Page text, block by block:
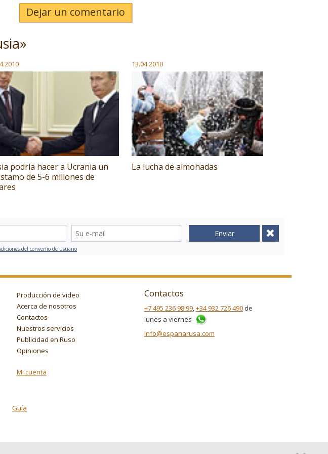
Dejar un comentario
podría hacer a Ucrania un
de 5-6 millones de
13.04.2010
La lucha de almohadas
Enviar
del convenio de usuario
Producción de video
Acerca de nosotros
Contactos
Nuestros servicios
Publicidad en Ruso
Opiniones
Mi cuenta
Contactos
+7 495 236 98 99,+34 932 726 490de
lunes a viernes
info@espanarusa.com
Guía